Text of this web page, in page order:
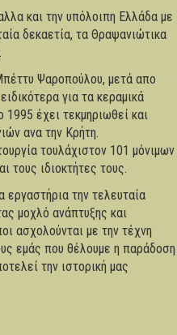
και την υπόλοιπη Ελλάδα με
δεκαετία, τα Θραψανιώτικα
Ψαροπούλου, μετά απο
για τα κεραμικά
έχει τεκμηριωθεί και
ανα την Κρήτη.
τουλάχιστον 101 μόνιμων
τους ιδιοκτήτες τους.
εργαστήρια την τελευταία
μοχλό ανάπτυξης και
ασχολούνται με την τέχνη
εμάς που θέλουμε η παράδοση
την ιστορική μας